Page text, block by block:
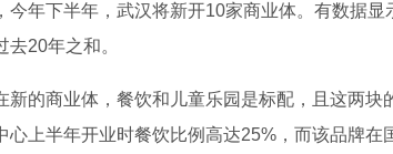
今年下半年，武汉将新开10家商业体。有数据
20年之和。
新的商业体，餐饮和儿童乐园是标配，且这两块
心上半年开业时餐饮比例高达25%，而该品牌在